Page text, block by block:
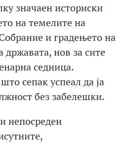
значаен историски
на темелите на
и градењето на
државата, нов за сите
седница.
сепак успеал да ја
без забелешки.
непосреден